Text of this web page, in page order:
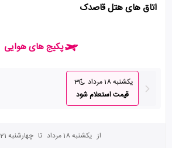
اتاق های هتل قاصدک
پکیج های هوایی
یکشنبه 18 مرداد
3
قیمت استعلام شود
از یکشنبه 18 مرداد تا چهارشنبه 21 مرداد